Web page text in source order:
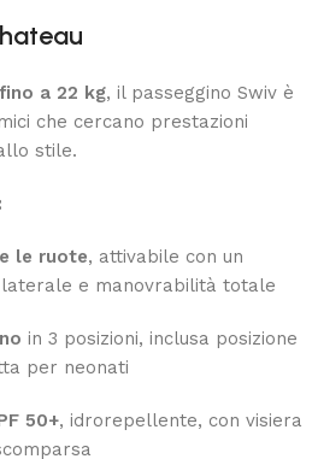
a 22 kg, il passeggino Swiv è
che cercano prestazioni
stile.
le ruote, attivabile con un
e manovrabilità totale
in 3 posizioni, inclusa posizione
per neonati
50+, idrorepellente, con visiera